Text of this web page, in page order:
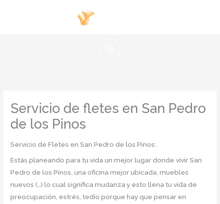
Servicio de fletes en San Pedro
de los Pinos
Servicio de Fletes en San Pedro de los Pinos:
Estás planeando para tu vida un mejor lugar donde vivir San
Pedro de los Pinos, una oficina mejor ubicada, muebles
nuevos (…) lo cual significa mudanza y esto llena tu vida de
preocupación, estrés, tedio porque hay que pensar en